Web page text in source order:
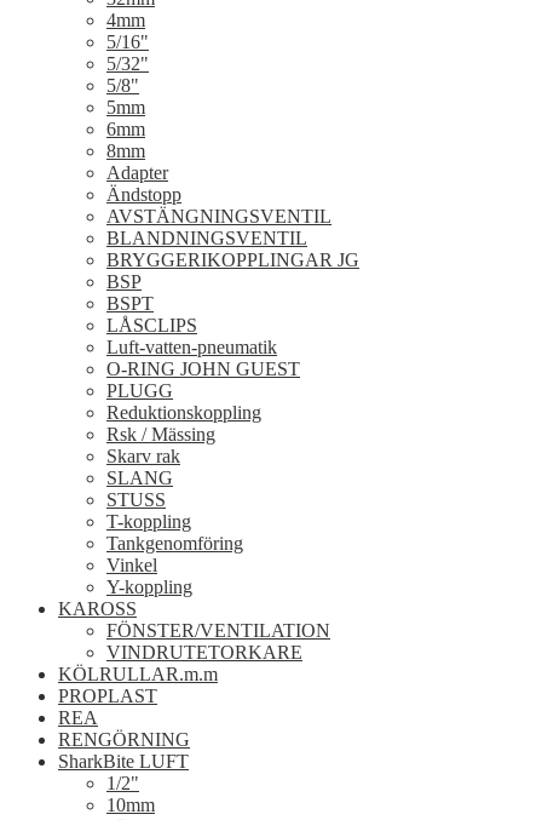
4mm
5/16"
5/32"
5/8"
5mm
6mm
8mm
Adapter
Ändstopp
AVSTÄNGNINGSVENTIL
BLANDNINGSVENTIL
BRYGGERIKOPPLINGAR JG
BSP
BSPT
LÅSCLIPS
Luft-vatten-pneumatik
O-RING JOHN GUEST
PLUGG
Reduktionskoppling
Rsk / Mässing
Skarv rak
SLANG
STUSS
T-koppling
Tankgenomföring
Vinkel
Y-koppling
KAROSS
FÖNSTER/VENTILATION
VINDRUTETORKARE
KÖLRULLAR.m.m
PROPLAST
REA
RENGÖRNING
SharkBite LUFT
1/2"
10mm